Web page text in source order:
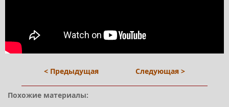
< Предыдущая Следующая >
Похожие материалы: